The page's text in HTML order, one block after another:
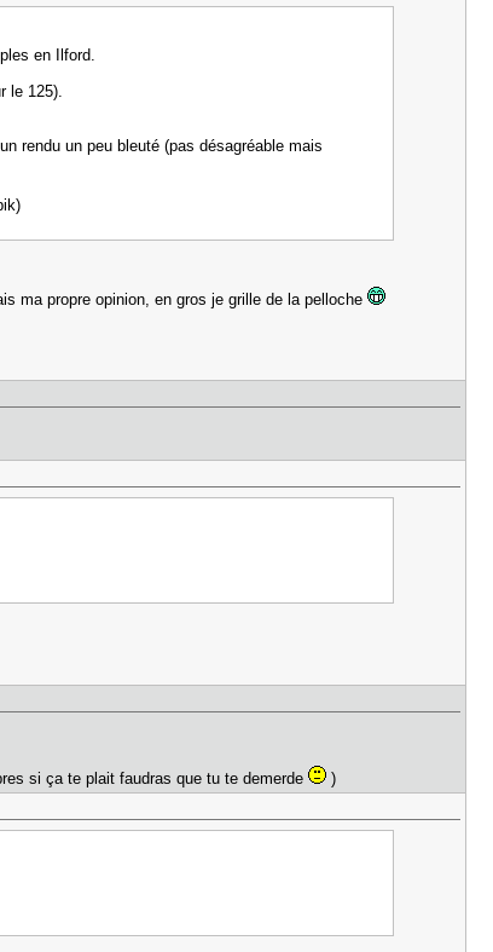
en Ilford.
le 125).
rendu un peu bleuté (pas désagréable mais
ma propre opinion, en gros je grille de la pelloche
si ça te plait faudras que tu te demerde
)